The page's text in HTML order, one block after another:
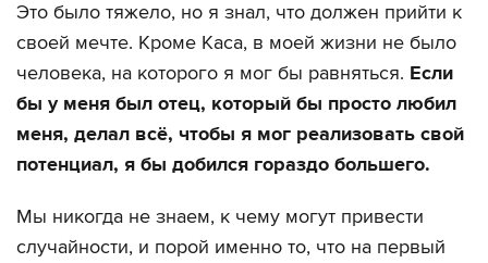
Это было тяжело, но я знал, что должен прийти к
своей мечте. Кроме Каса, в моей жизни не было
человека, на которого я мог бы равняться. Если
бы у меня был отец, который бы просто любил
меня, делал всё, чтобы я мог реализовать свой
потенциал, я бы добился гораздо большего.
Мы никогда не знаем, к чему могут привести
случайности, и порой именно то, что на первый